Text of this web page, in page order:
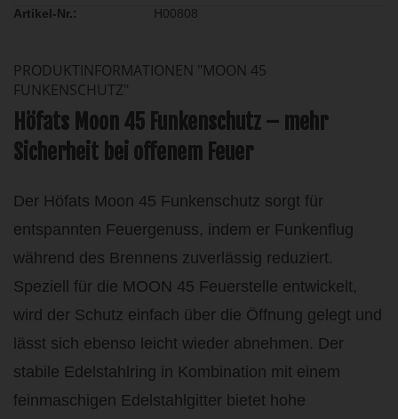
Artikel-Nr.:
H00808
PRODUKTINFORMATIONEN "MOON 45
FUNKENSCHUTZ"
Höfats Moon 45 Funkenschutz – mehr
Sicherheit bei offenem Feuer
Der Höfats Moon 45 Funkenschutz sorgt für
entspannten Feuergenuss, indem er Funkenflug
während des Brennens zuverlässig reduziert.
Speziell für die MOON 45 Feuerstelle entwickelt,
wird der Schutz einfach über die Öffnung gelegt und
lässt sich ebenso leicht wieder abnehmen. Der
stabile Edelstahlring in Kombination mit einem
feinmaschigen Edelstahlgitter bietet hohe